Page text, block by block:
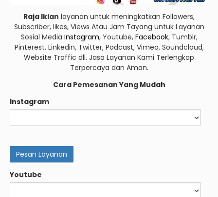
Raja Iklan layanan untuk meningkatkan Followers,
Subscriber, likes, Views Atau Jam Tayang untuk Layanan
Sosial Media Instagram, Youtube, Facebook, Tumblr,
Pinterest, Linkedin, Twitter, Podcast, Vimeo, Soundcloud,
Website Traffic dll. Jasa Layanan Kami Terlengkap
Terpercaya dan Aman.
Cara Pemesanan Yang Mudah
Instagram
Youtube